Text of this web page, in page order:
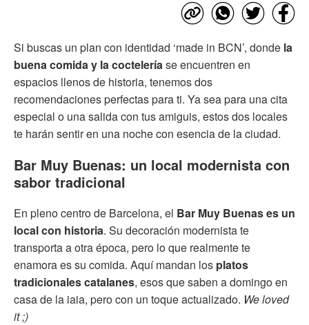
Si buscas un plan con identidad ‘made in BCN’, donde la
buena comida y la cocteleríase encuentren en
espacios llenos de historia, tenemos dos
recomendaciones perfectas para ti. Ya sea para una cita
especial o una salida con tus amiguis, estos dos locales
te harán sentir en una noche con esencia de la ciudad.
Bar Muy Buenas: un local modernista con
sabor tradicional
En pleno centro de Barcelona, el Bar Muy Buenas es un
local con historia. Su decoración modernista te
transporta a otra época, pero lo que realmente te
enamora es su comida. Aquí mandan los platos
tradicionales catalanes, esos que saben a domingo en
casa de la iaia, pero con un toque actualizado. We loved
it ;)